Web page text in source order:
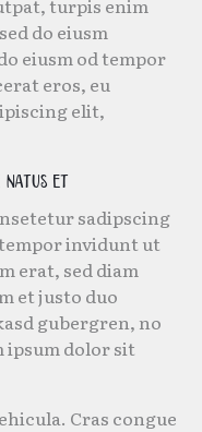
do eiusm
eiusm od tempor
eros, eu
elit,
natus et
sadipscing
invidunt ut
erat, sed diam
et justo duo
gubergren, no
ipsum dolor sit
Cras congue